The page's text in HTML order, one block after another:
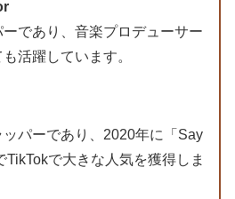
であり、音楽プロデューサー
活躍しています。
パーであり、2020年に「Say
TikTokで大きな人気を獲得しま